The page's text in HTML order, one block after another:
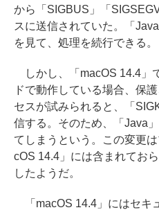
から「SIGBUS」「
スに送信されていた。「
を見て、処理を続行できる。
しかし、「macOS 14.4」
ドで動作している場合、保
セスが試みられると、「
信する。そのため、「Java
てしまうという。この変更
cOS 14.4」には含まれてお
したようだ。
「macOS 14.4」にはセキ